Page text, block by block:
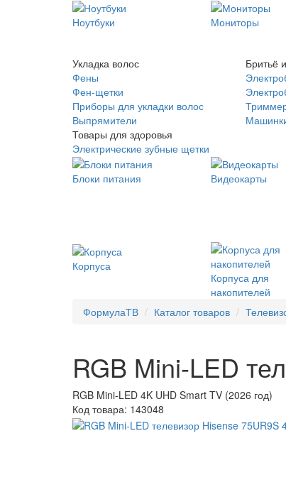
Ноутбуки Мониторы
Укладка волос
Фены
Фен-щетки
Приборы для укладки волос
Выпрямители
Товары для здоровья
Электрические зубные щетки
Бритьё
Блоки питания
Видеокарты
Корпуса
Корпуса для
накопителей
ФормулаТВ Каталог товаров
RGB Mini-LED
RGB Mini-LED 4K UHD Smart TV (2026 год)
Код товара: 143048